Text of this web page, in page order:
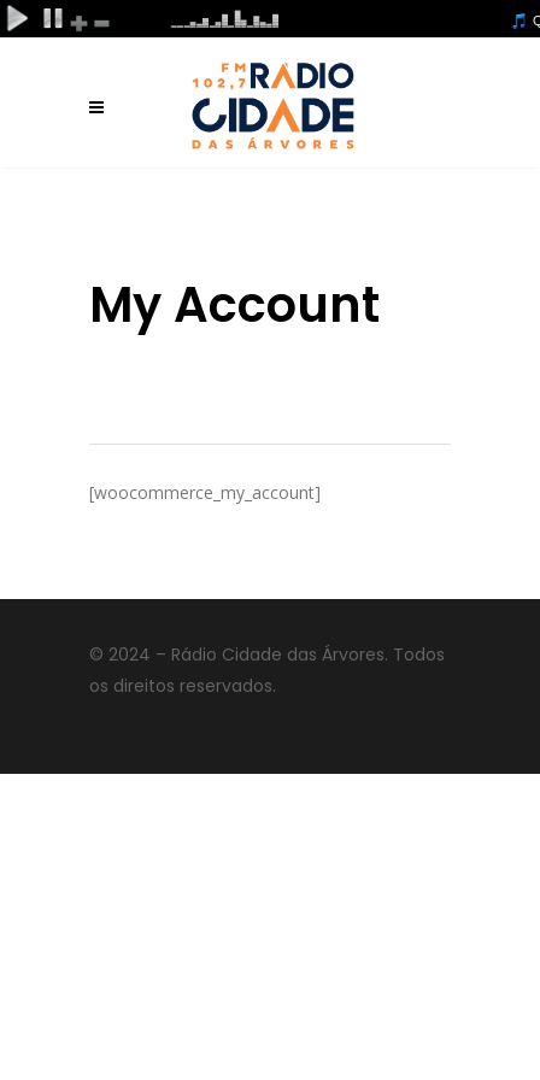
My Account
[woocommerce_my_account]
© 2024 – Rádio Cidade das Árvores. Todos
os direitos reservados.